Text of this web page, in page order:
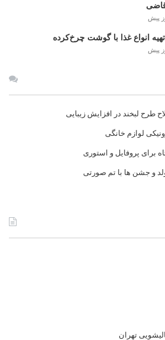
انواع غذا با گوشت چرخ‌کرده
طرح لبخند در افزایش زیبایی
لوازم خانگی
برای پروفایل و استوری
و جشن ها با تم صورتی
تهران